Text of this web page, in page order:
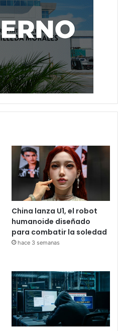
China lanza U1, el robot
humanoide diseñado
para combatir la soledad
hace 3 semanas